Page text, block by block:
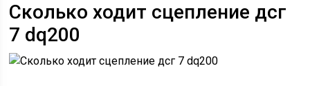
Сколько ходит сцепление дсг
7 dq200